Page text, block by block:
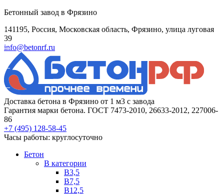
Бетонный завод в Фрязино
141195, Россия, Московская область, Фрязино, улица луговая
39
info@betonrf.ru
Доставка бетона в Фрязино от 1 м3 с завода
Гарантия марки бетона. ГОСТ 7473-2010, 26633-2012, 227006-
86
+7 (495) 128-58-45
Часы работы: круглосуточно
Бетон
B категории
B3,5
B7,5
B12,5